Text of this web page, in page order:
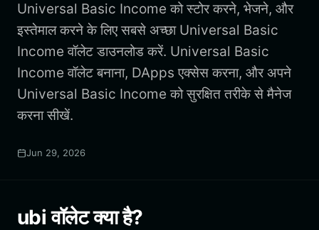
Português (Brasil)
Español (Argentina)
Universal Basic Income को स्टोर करने, भेजने, और
इस्तेमाल करने के लिए सबसे अच्छा Universal Basic
Income वॉलेट डाउनलोड करें. Universal Basic
Income वॉलेट बनाना, DApps एक्सेस करना, और अपने
Universal Basic Income को सुरक्षित तरीके से मैनेज
करना सीखें.
Jun 29, 2026
ubi वॉलेट क्या है?